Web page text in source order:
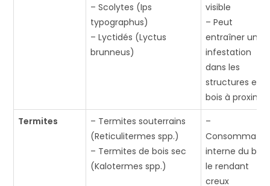
– Scolytes (Ips
typographus)
– Lyctidés (Lyctus
brunneus)
visible
– Peut
entraîner une
infestation
dans les
structures en
bois à
Termites
– Termites souterrains
(Reticulitermes spp.)
– Termites de bois sec
(Kalotermes spp.)
–
interne du bois,
le rendant
creux